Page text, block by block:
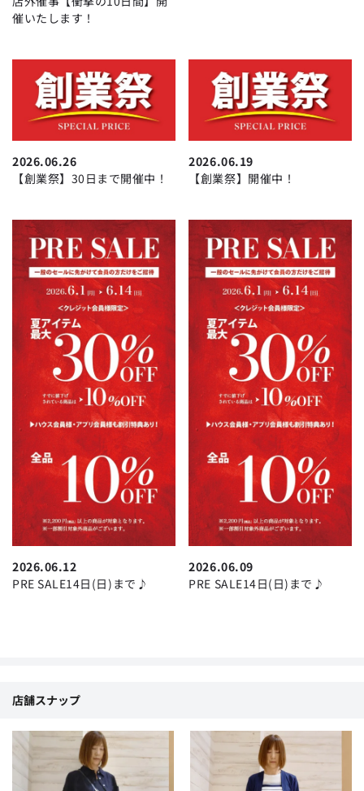
催いたします！
2026.06.26
【創業祭】30日まで開催中！
2026.06.19
【創業祭】開催中！
2026.06.12
PRE SALE14日(日)まで♪
2026.06.09
PRE SALE14日(日)まで♪
店舗スナップ